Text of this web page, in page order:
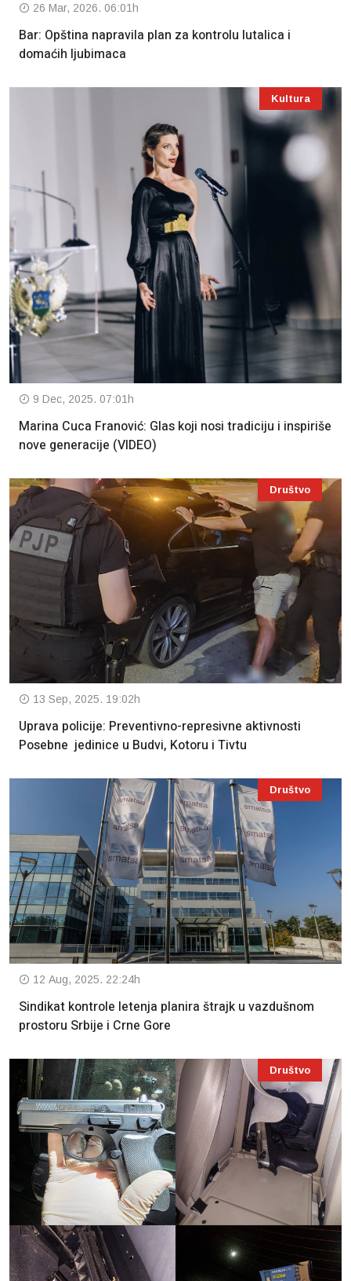
26 Mar, 2026. 06:01h
Bar: Opština napravila plan za kontrolu lutalica i
domaćih ljubimaca
Kultura
9 Dec, 2025. 07:01h
Marina Cuca Franović: Glas koji nosi tradiciju i inspiriše
nove generacije (VIDEO)
Društvo
13 Sep, 2025. 19:02h
Uprava policije: Preventivno-represivne aktivnosti
Posebne jedinice u Budvi, Kotoru i Tivtu
Društvo
12 Aug, 2025. 22:24h
Sindikat kontrole letenja planira štrajk u vazdušnom
prostoru Srbije i Crne Gore
Društvo